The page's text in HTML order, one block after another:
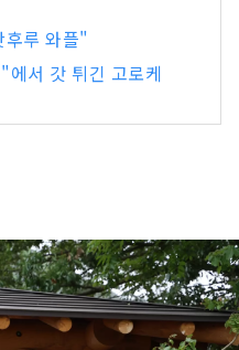
루 와플"
서 갓 튀긴 고로케